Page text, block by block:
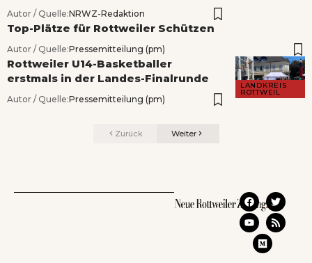
Autor / Quelle:NRWZ-Redaktion
Top-Plätze für Rottweiler Schützen
Autor / Quelle:Pressemitteilung (pm)
LANDKREIS
ROTTWEIL
Rottweiler U14-Basketballer
erstmals in der Landes-Finalrunde
Autor / Quelle:Pressemitteilung (pm)
Zurück Weiter